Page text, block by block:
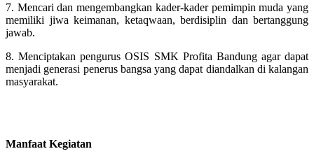
7. Mencari dan mengembangkan kader-kader pemimpin muda yang
memiliki jiwa keimanan, ketaqwaan, berdisiplin dan bertanggung
jawab.
8. Menciptakan pengurus OSIS SMK Profita Bandung agar dapat
menjadi generasi penerus bangsa yang dapat diandalkan di kalangan
masyarakat.
Manfaat Kegiatan